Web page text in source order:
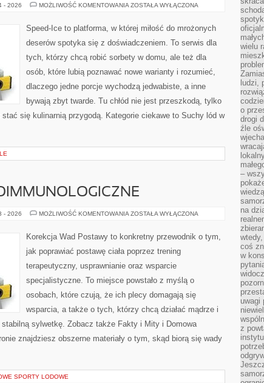
- 2026 MOŻLIWOŚĆ KOMENTOWANIA LODY
ZOSTAŁA WYŁĄCZONA
Speed-Ice to platforma, w której miłość do mrożonych
deserów spotyka się z doświadczeniem. To serwis dla
tych, którzy chcą robić sorbety w domu, ale też dla
osób, które lubią poznawać nowe warianty i rozumieć,
dlaczego jedne porcje wychodzą jedwabiste, a inne
bywają zbyt twarde. Tu chłód nie jest przeszkodą, tylko
się kulinarnią przygodą. Kategorie ciekawe to Suchy lód w
- 2026 MOŻLIWOŚĆ KOMENTOWANIA CHOROBY
ZOSTAŁA WYŁĄCZONA
Korekcja Wad Postawy to konkretny przewodnik o tym,
jak poprawiać postawę ciała poprzez trening
terapeutyczny, usprawnianie oraz wsparcie
specjalistyczne. To miejsce powstało z myślą o
osobach, które czują, że ich plecy domagają się
wsparcia, a także o tych, którzy chcą działać mądrze i
sylwetkę. Zobacz także Fakty i Mity i Domowa
znajdziesz obszerne materiały o tym, skąd biorą się wady
SPORTY LODOWE
wielu
ludzi,
o
drogi
źle
–
na
coś
w
uwagi
z